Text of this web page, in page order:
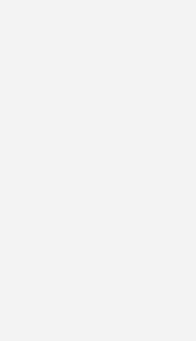
Bundesregierung notwendig. Die
Rückhalt in der Bevölkerung
für